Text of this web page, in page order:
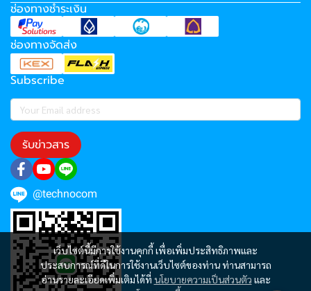
เว็บไซต์นี้มีการใช้งานคุกกี้ เพื่อเพิ่มประสิทธิภาพและ
ประสบการณ์ที่ดีในการใช้งานเว็บไซต์ของท่าน ท่านสามารถ
อ่านรายละเอียดเพิ่มเติมได้ที่ นโยบายความเป็นส่วนตัว และ
ช่องทางชำระเงิน
ช่องทางจัดส่ง
Subscribe
รับข่าวสาร
@technocom